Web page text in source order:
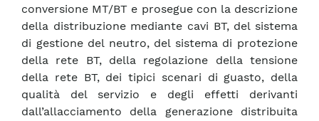
conversione MT/BT e prosegue con la descrizione
della distribuzione mediante cavi BT, del sistema
di gestione del neutro, del sistema di protezione
della rete BT, della regolazione della tensione
della rete BT, dei tipici scenari di guasto, della
qualità del servizio e degli effetti derivanti
dall’allacciamento della generazione distribuita